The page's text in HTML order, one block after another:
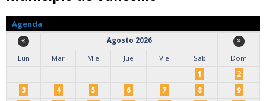
Agenda
Agosto 2026
Lun
Mar Mie Jue Vie Sab
Dom
1
2
3
4 5 6 7 8
9